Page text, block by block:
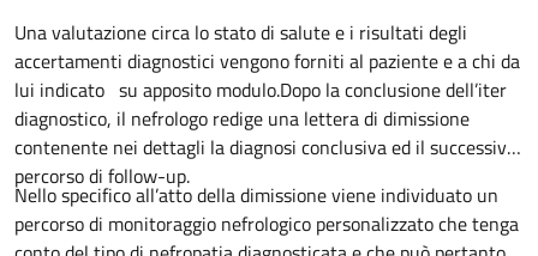
Una valutazione circa lo stato di salute e i risultati degli
accertamenti diagnostici vengono forniti al paziente e a chi da
lui indicato su apposito modulo.Dopo la conclusione dell’iter
diagnostico, il nefrologo redige una lettera di dimissione
contenente nei dettagli la diagnosi conclusiva ed il successivo
percorso di follow-up.
Nello specifico all’atto della dimissione viene individuato un
percorso di monitoraggio nefrologico personalizzato che tenga